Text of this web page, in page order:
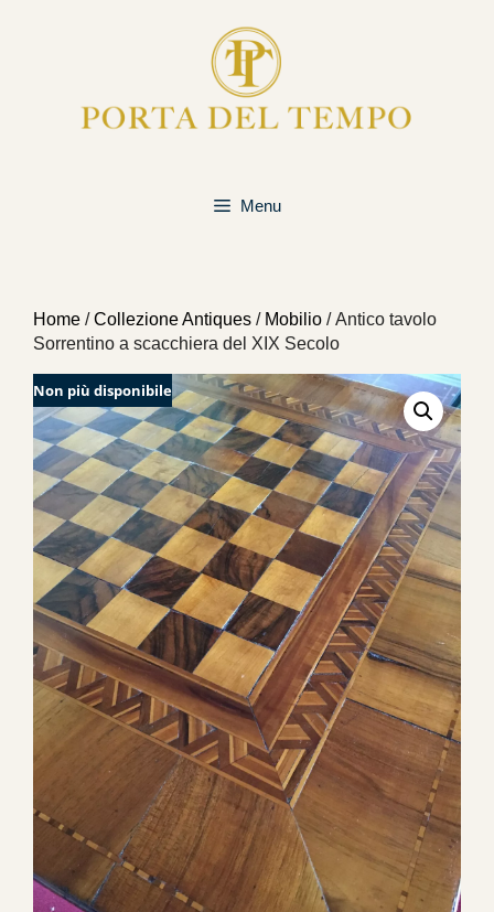
Menu
Home /Collezione Antiques / Mobilio / Antico tavolo
Sorrentino a scacchiera del XIX Secolo
Non più disponibile